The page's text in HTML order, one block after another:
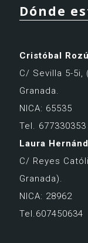
Dónde
Cristóbal
C/ Sevilla 5-5i,
Granada.
NICA: 65535
Tel. 677330353
Laura
C/ Reyes
Granada).
NICA: 28962
Tel.607450634